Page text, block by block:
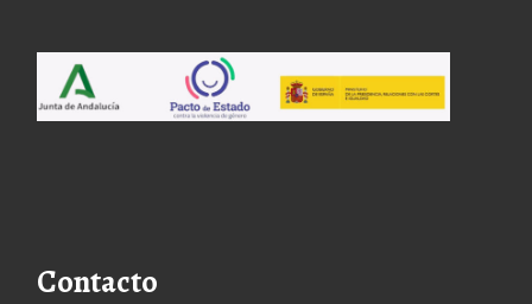
Contacto